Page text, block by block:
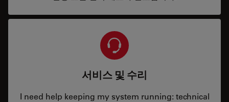
서비스 및 수리
I need help keeping my system running: technical